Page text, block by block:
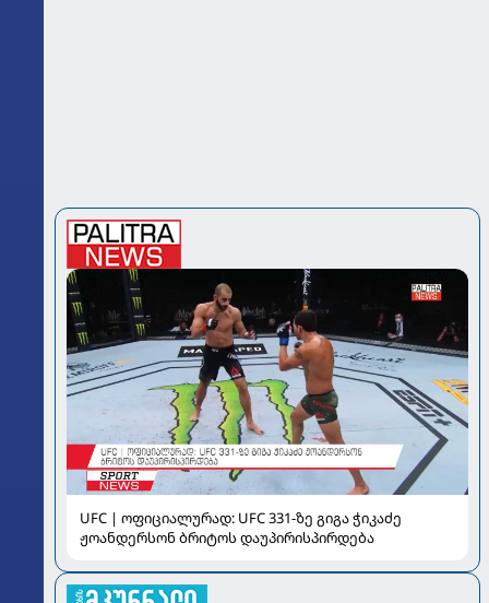
UFC | ოფიციალურად: UFC 331-ზე გიგა ჭიკაძე
ჟოანდერსონ ბრიტოს დაუპირისპირდება